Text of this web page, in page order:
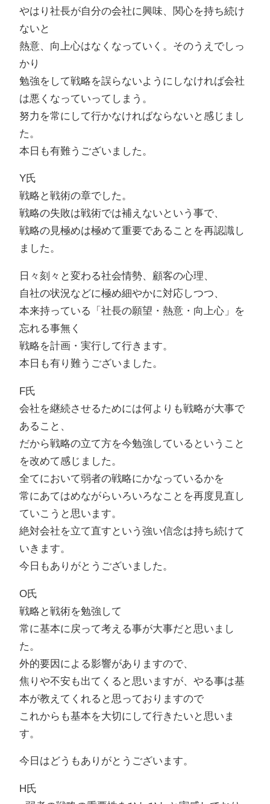
やはり社長が自分の会社に興味、関心を持ち続け
ないと
熱意、向上心はなくなっていく。そのうえでしっ
かり
勉強をして戦略を誤らないようにしなければ会社
は悪くなっていってしまう。
努力を常にして行かなければならないと感じまし
た。
本日も有難うございました。
Y氏
戦略と戦術の章でした。
戦略の失敗は戦術では補えないという事で、
戦略の見極めは極めて重要であることを再認識し
ました。
日々刻々と変わる社会情勢、顧客の心理、
自社の状況などに極め細やかに対応しつつ、
本来持っている「社長の願望・熱意・向上心」を
忘れる事無く
戦略を計画・実行して行きます。
本日も有り難うございました。
F氏
会社を継続させるためには何よりも戦略が大事で
あること、
だから戦略の立て方を今勉強しているということ
を改めて感じました。
全てにおいて弱者の戦略にかなっているかを
常にあてはめながらいろいろなことを再度見直し
ていこうと思います。
絶対会社を立て直すという強い信念は持ち続けて
いきます。
今日もありがとうございました。
O氏
戦略と戦術を勉強して
常に基本に戻って考える事が大事だと思いまし
た。
外的要因による影響がありますので、
焦りや不安も出てくると思いますが、やる事は基
本が教えてくれると思っておりますので
これからも基本を大切にして行きたいと思いま
す。
今日はどうもありがとうございます。
H氏